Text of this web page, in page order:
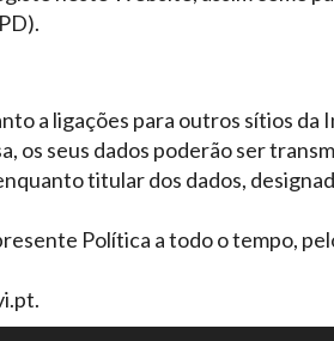
a ligações para outros sítios
os seus dados poderão ser
titular dos dados,
Política a todo o tempo,